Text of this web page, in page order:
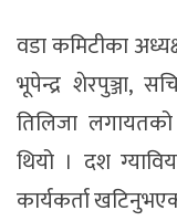
वडा कमिटीका
भूपेन्द्र शेरपुञ्जा,
तिलिजा
थियो । दश
कार्यकर्ता